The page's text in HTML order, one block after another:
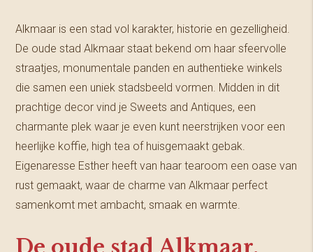
Alkmaar is een stad vol karakter, historie en gezelligheid.
De oude stad Alkmaar staat bekend om haar sfeervolle
straatjes, monumentale panden en authentieke winkels
die samen een uniek stadsbeeld vormen. Midden in dit
prachtige decor vind je Sweets and Antiques, een
charmante plek waar je even kunt neerstrijken voor een
heerlijke koffie, high tea of huisgemaakt gebak.
Eigenaresse Esther heeft van haar tearoom een oase van
rust gemaakt, waar de charme van Alkmaar perfect
samenkomt met ambacht, smaak en warmte.
De oude stad Alkmaar,